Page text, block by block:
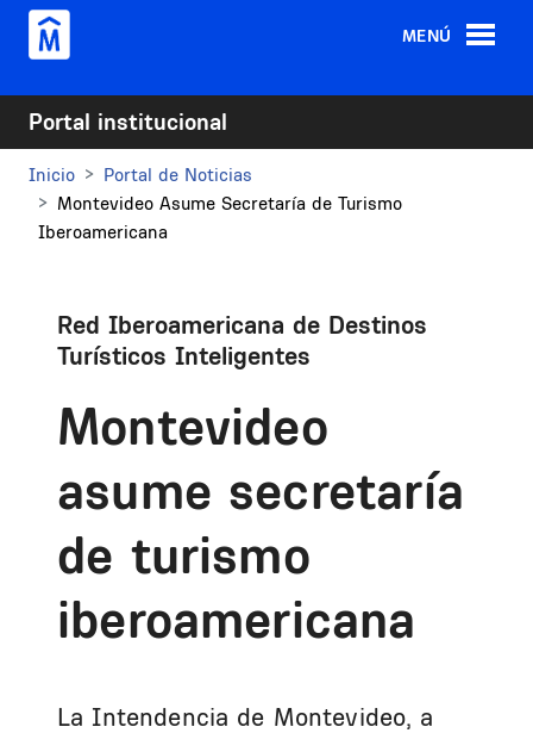
Pasar al contenido principal
MENÚ
Portal institucional
Inicio
Portal de Noticias
Montevideo Asume Secretaría de Turismo
Iberoamericana
Red Iberoamericana de Destinos
Turísticos Inteligentes
Montevideo
asume secretaría
de turismo
iberoamericana
La Intendencia de Montevideo, a